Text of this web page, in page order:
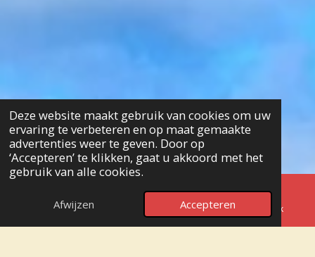
Deze website maakt gebruik van cookies om uw
ervaring te verbeteren en op maat gemaakte
advertenties weer te geven. Door op
‘Accepteren’ te klikken, gaat u akkoord met het
gebruik van alle cookies.
Afwijzen Accepteren
E-mailadres Telefoonnummer Facebook